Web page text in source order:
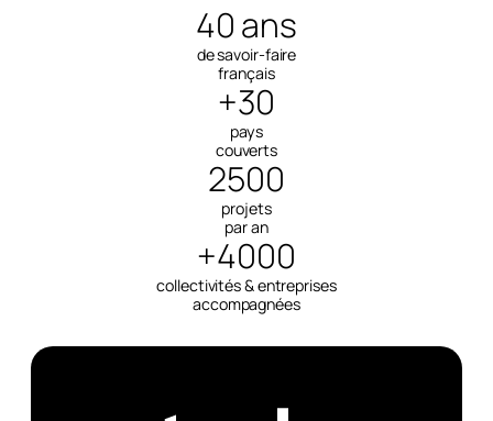
40 ans
de savoir-faire
français
+30
pays
couverts
2500
projets
par an
+4000
collectivités & entreprises
accompagnées